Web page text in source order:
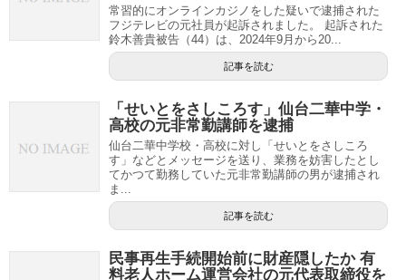
常習的にオンラインカジノをした疑いで逮捕された
フジテレビの元社員が起訴されました。 起訴された
鈴木善貴被告（44）は、2024年9月から20...
記事を読む
「せいとをさしころす」仙台二華中学・
高校の元非常勤講師を逮捕
仙台二華中学校・高校に対し「せいとをさしころ
す」などとメッセージを送り、業務を妨害したとし
てかつて勤務していた元非常勤講師の男が逮捕され
ま...
記事を読む
民事再生手続開始前に財産隠したか 有
料老人ホーム運営会社の元代表取締役を